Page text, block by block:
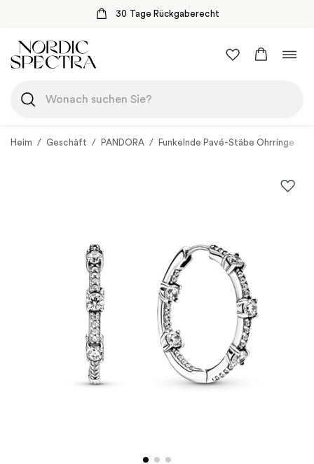
30 Tage Rückgaberecht
Inhalt
springen
Heim / Geschäft / PANDORA / Funkelnde Pavé-Stäbe Ohrringe